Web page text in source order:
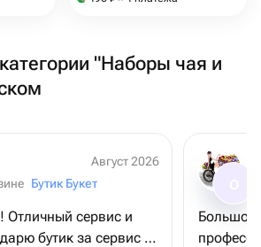
"Наборы чая и
Август 2026
Бутик Букет
Отличный сервис и
бутик за сервис и
Большое